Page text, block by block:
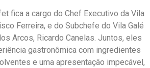
fica a cargo do Chef Executivo da Vila
Ferreira, e do Subchefe do Vila Galé
Arcos, Ricardo Canelas. Juntos, eles
gastronômica com ingredientes
e uma apresentação impecável,